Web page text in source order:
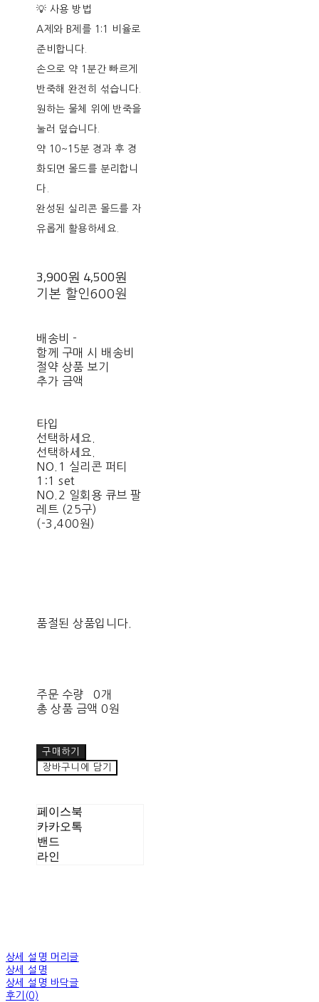
💡 사용 방법
A제와 B제를 1:1 비율로
준비합니다.
손으로 약 1분간 빠르게
반죽해 완전히 섞습니다.
원하는 물체 위에 반죽을
눌러 덮습니다.
약 10~15분 경과 후 경
화되면 몰드를 분리합니
다.
완성된 실리콘 몰드를 자
유롭게 활용하세요.
3,900원 4,500원
기본 할인600원
배송비 -
함께 구매 시 배송비
절약 상품 보기
추가 금액
타입
선택하세요.
선택하세요.
NO.1 실리콘 퍼티
1:1 set
NO.2 일회용 큐브 팔
레트 (25구)
(-3,400원)
품절된 상품입니다.
주문 수량
0개
총 상품 금액 0원
구매하기
장바구니에 담기
페이스북
카카오톡
밴드
라인
상세 설명 머리글
상세 설명
상세 설명 바닥글
후기(0)